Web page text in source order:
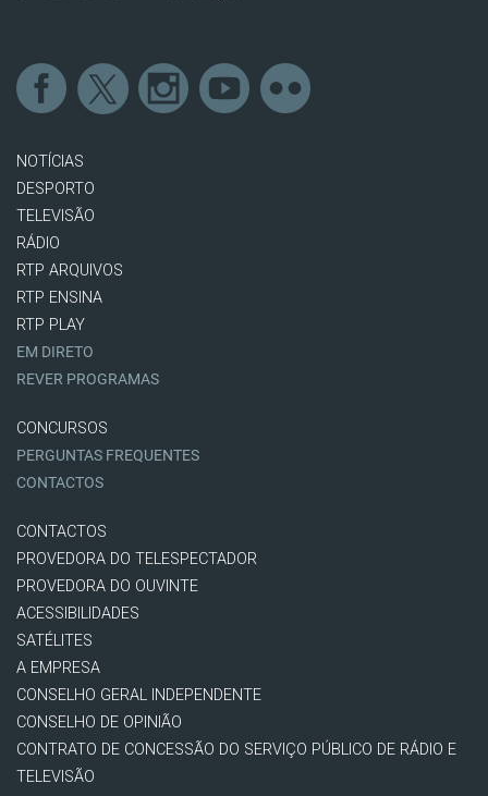
NOTÍCIAS
DESPORTO
TELEVISÃO
RÁDIO
RTP ARQUIVOS
RTP ENSINA
RTP PLAY
EM DIRETO
REVER PROGRAMAS
CONCURSOS
PERGUNTAS FREQUENTES
CONTACTOS
CONTACTOS
PROVEDORA DO TELESPECTADOR
PROVEDORA DO OUVINTE
ACESSIBILIDADES
SATÉLITES
A EMPRESA
CONSELHO GERAL INDEPENDENTE
CONSELHO DE OPINIÃO
CONTRATO DE CONCESSÃO DO SERVIÇO PÚBLICO DE RÁDIO E
TELEVISÃO